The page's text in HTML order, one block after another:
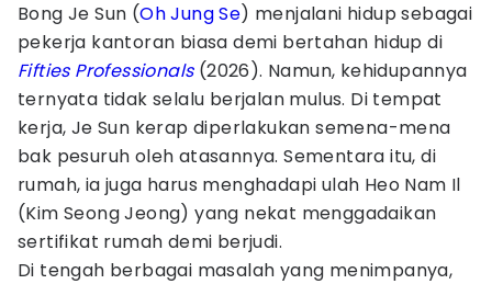
Bong Je Sun (Oh Jung Se) menjalani hidup sebagai
pekerja kantoran biasa demi bertahan hidup di
Fifties Professionals(2026). Namun, kehidupannya
ternyata tidak selalu berjalan mulus. Di tempat
kerja, Je Sun kerap diperlakukan semena-mena
bak pesuruh oleh atasannya. Sementara itu, di
rumah, ia juga harus menghadapi ulah Heo Nam Il
(Kim Seong Jeong) yang nekat menggadaikan
sertifikat rumah demi berjudi.
Di tengah berbagai masalah yang menimpanya,